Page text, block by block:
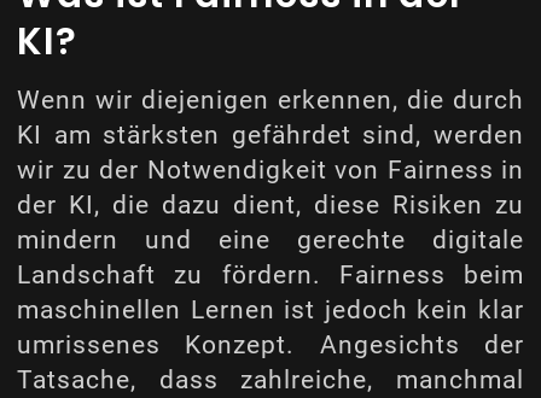
KI?
Wenn wir diejenigen erkennen, die durch
KI am stärksten gefährdet sind, werden
wir zu der Notwendigkeit von Fairness in
der KI, die dazu dient, diese Risiken zu
mindern und eine gerechte digitale
Landschaft zu fördern. Fairness beim
maschinellen Lernen ist jedoch kein klar
umrissenes Konzept. Angesichts der
Tatsache, dass zahlreiche, manchmal